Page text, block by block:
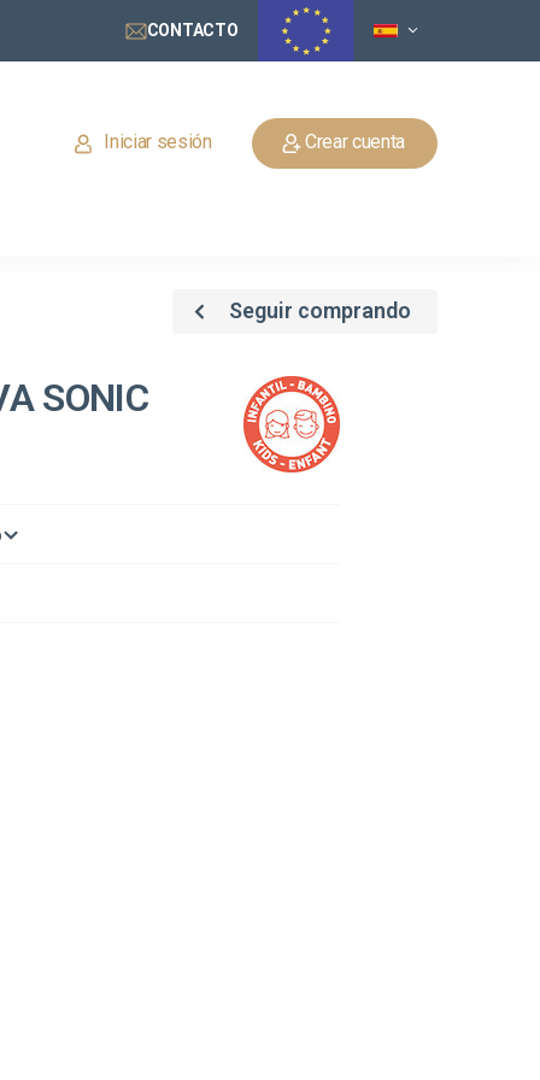
CONTACTO
Iniciar sesión Crear cuenta
Seguir comprando
SONIC